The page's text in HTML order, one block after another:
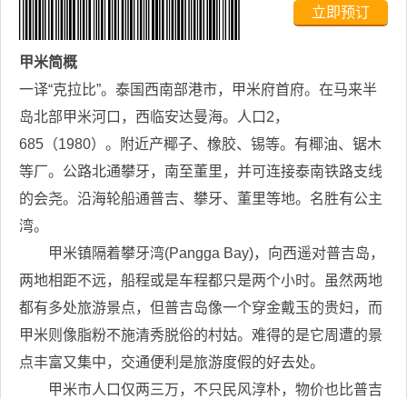
立即预订
甲米简概
一译“克拉比”。泰国西南部港市，甲米府首府。在马来半
岛北部甲米河口，西临安达曼海。人口2，
685（1980）。附近产椰子、橡胶、锡等。有椰油、锯木
等厂。公路北通攀牙，南至董里，并可连接泰南铁路支线
的会尧。沿海轮船通普吉、攀牙、董里等地。名胜有公主
湾。
甲米镇隔着攀牙湾(Pangga Bay)，向西遥对普吉岛，
两地相距不远，船程或是车程都只是两个小时。虽然两地
都有多处旅游景点，但普吉岛像一个穿金戴玉的贵妇，而
甲米则像脂粉不施清秀脱俗的村姑。难得的是它周遭的景
点丰富又集中，交通便利是旅游度假的好去处。
甲米市人口仅两三万，不只民风淳朴，物价也比普吉